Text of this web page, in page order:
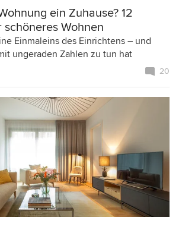
ein Zuhause? 12
Wohnen
Einmaleins des Einrichtens – und
ungeraden Zahlen zu tun hat
20